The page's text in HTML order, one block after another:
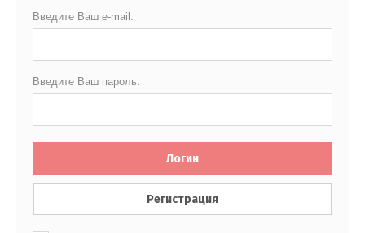
Введите Ваш e-mail:
Введите Ваш пароль:
Логин
Регистрация